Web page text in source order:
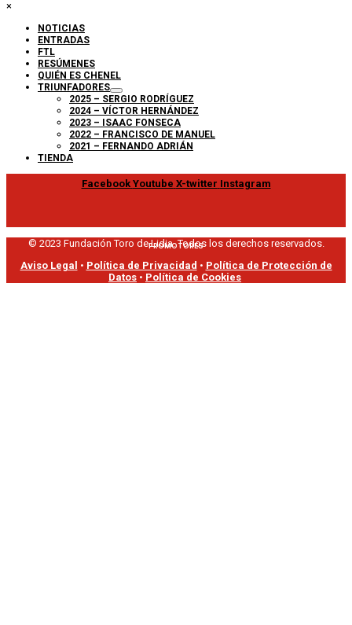
×
NOTICIAS
ENTRADAS
FTL
RESÚMENES
QUIÉN ES CHENEL
TRIUNFADORES
2025 – SERGIO RODRÍGUEZ
2024 – VÍCTOR HERNÁNDEZ
2023 – ISAAC FONSECA
2022 – FRANCISCO DE MANUEL
2021 – FERNANDO ADRIÁN
TIENDA
Facebook Youtube X-twitter Instagram
PROMOTORES
© 2023 Fundación Toro de Lidia. Todos los derechos reservados.
Aviso Legal • Política de Privacidad • Política de Protección de
Datos • Política de Cookies